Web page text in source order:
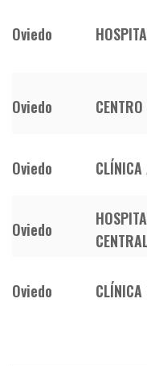
Oviedo
Oviedo
Oviedo
Oviedo
Oviedo CLÍNICA